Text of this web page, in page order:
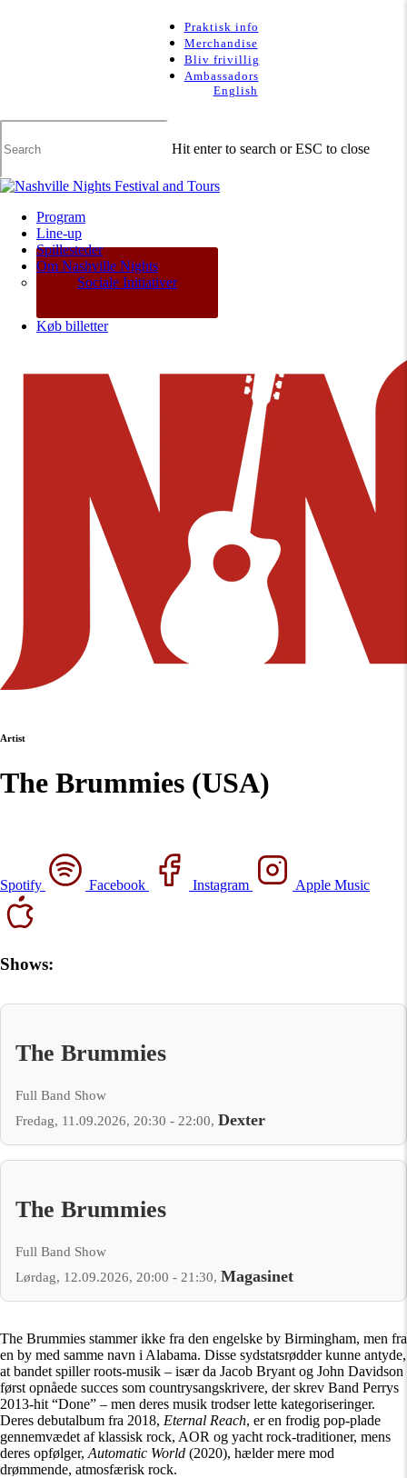
Praktisk info
Merchandise
Bliv frivillig
Ambassadors
English
Hit enter to search or ESC to close
Close
Menu
Program
Line-up
Spillesteder
Om Nashville Nights
Sociale Initiativer
Køb billetter
Artist
The Brummies (USA)
Spotify Facebook Instagram Apple Music
Shows:
The Brummies
Full Band Show
Fredag, 11.09.2026, 20:30 - 22:00, Dexter
The Brummies
Full Band Show
Lørdag, 12.09.2026, 20:00 - 21:30, Magasinet
The Brummies stammer ikke fra den engelske by Birmingham, men fra
en by med samme navn i Alabama. Disse sydstatsrødder kunne antyde,
at bandet spiller roots-musik – især da Jacob Bryant og John Davidson
først opnåede succes som countrysangskrivere, der skrev Band Perrys
2013-hit “Done” – men deres musik trodser lette kategoriseringer.
Deres debutalbum fra 2018, Eternal Reach, er en frodig pop-plade
gennemvædet af klassisk rock, AOR og yacht rock-traditioner, mens
deres opfølger, Automatic World (2020), hælder mere mod
drømmende, atmosfærisk rock.